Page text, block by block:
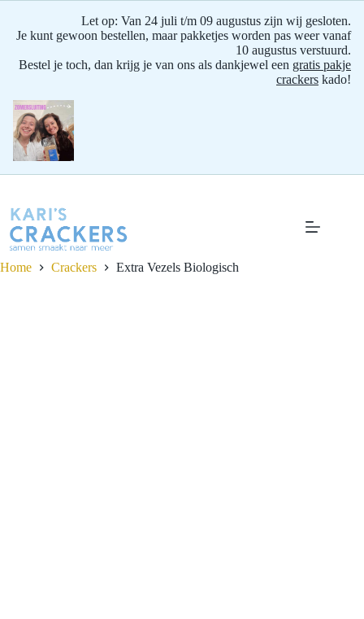
Let op: Van 24 juli t/m 09 augustus zijn wij gesloten.
Je kunt gewoon bestellen, maar pakketjes worden pas weer vanaf
10 augustus verstuurd.
Bestel je toch, dan krijg je van ons als dankjewel een gratis pakje
crackers kado!
naar
de
inhoud
Home
Crackers Extra Vezels Biologisch